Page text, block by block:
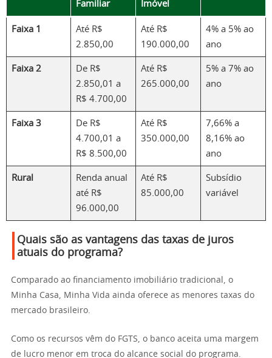
Familiar Imóvel
Faixa 1
Até R$
2.850,00
Até R$
190.000,00
4% a 5% ao
ano
Faixa 2
De R$
2.850,01 a
R$ 4.700,00
Até R$
265.000,00
5% a 7% ao
ano
Faixa 3
De R$
4.700,01 a
R$ 8.500,00
Até R$
350.000,00
7,66% a
8,16% ao
ano
Rural
Renda anual
até R$
96.000,00
Até R$
85.000,00
Subsídio
variável
Quais são as vantagens das taxas de juros
atuais do programa?
Comparado ao financiamento imobiliário tradicional, o
Minha Casa, Minha Vida ainda oferece as menores taxas do
mercado brasileiro.
Como os recursos vêm do FGTS, o banco aceita uma margem
de lucro menor em troca do alcance social do programa.